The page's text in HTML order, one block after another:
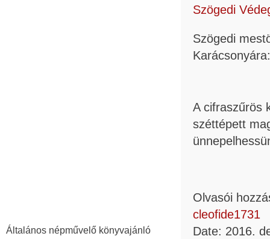
Általános népművelő könyvajánló
Szögedi
Szögedi
Karácsonyára:
A cifraszűrös
széttépett
Olvasói
cleofide1731
Date: 2016.